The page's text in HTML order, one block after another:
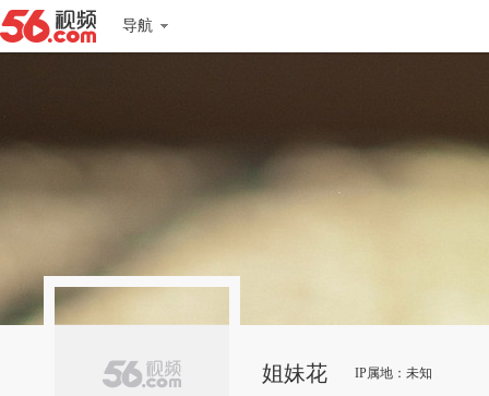
导航
姐妹花 IP属地：未知